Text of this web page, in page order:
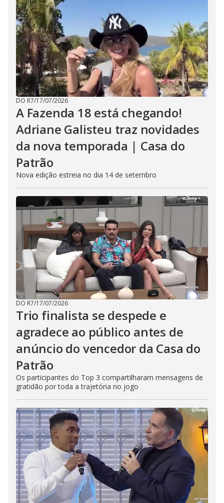
DO R7/17/07/2026
A Fazenda 18 está chegando!
Adriane Galisteu traz novidades
da nova temporada | Casa do
Patrão
Nova edição estreia no dia 14 de setembro
DO R7/17/07/2026
Trio finalista se despede e
agradece ao público antes de
anúncio do vencedor da Casa do
Patrão
Os participantes do Top 3 compartilharam mensagens de
gratidão por toda a trajetória no jogo